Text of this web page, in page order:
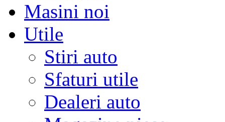
Masini noi
Utile
Stiri auto
Sfaturi utile
Dealeri auto